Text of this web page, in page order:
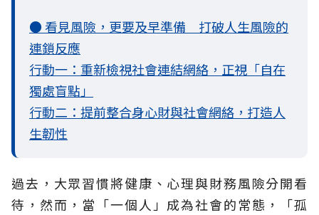
● 看見風險，更要及早準備 打破人生風險的
連鎖反應
行動一：重新檢視社會連結網絡，正視「自在
獨處盲點」
行動二：提前整合身心財與社會網絡，打造人
生韌性
過去，大眾習慣將健康、心理與財務風險分開看
待，然而，當「一個人」成為社會的常態，「孤